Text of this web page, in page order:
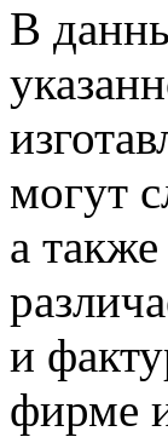
В
могут
а
и
фирме